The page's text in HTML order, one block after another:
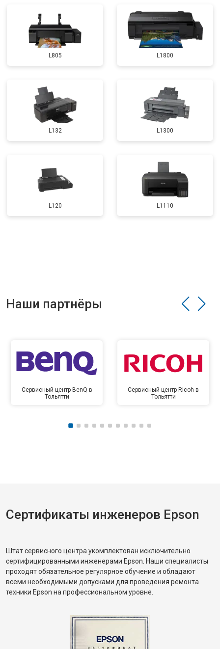
L805 L1800
L132 L1300
L120 L1110
Наши партнёры
Сервисный центр BenQ в
Тольятти
Сервисный центр Ricoh в
Тольятти
Сертификаты инженеров Epson
Штат сервисного центра укомплектован исключительно
сертифицированными инженерами Epson. Наши специалисты
проходят обязательное регулярное обучение и обладают
всеми необходимыми допусками для проведения ремонта
техники Epson на профессиональном уровне.